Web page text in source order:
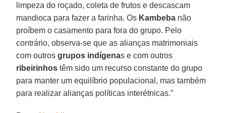
limpeza do roçado, coleta de frutos e descascam
mandioca para fazer a farinha. Os Kambeba não
proíbem o casamento para fora do grupo. Pelo
contrário, observa-se que as alianças matrimoniais
com outrosgrupos indígenas e com outros
ribeirinhos têm sido um recurso constante do grupo
para manter um equilíbrio populacional, mas também
para realizar alianças políticas interétnicas.”